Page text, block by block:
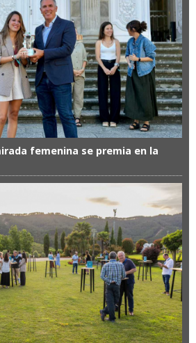
femenina se premia en la